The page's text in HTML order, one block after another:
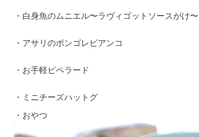
・白身魚のムニエル〜ラヴィゴットソースがけ〜
・アサリのボンゴレビアンコ
・お手軽ピペラード
・ミニチーズハットグ
・おやつ